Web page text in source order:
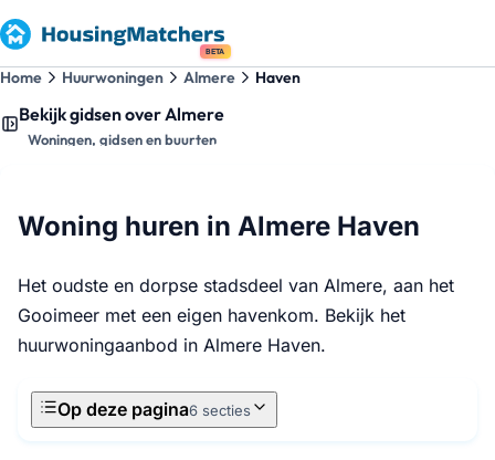
BETA
Home Huurwoningen Almere Haven
Bekijk gidsen over Almere
Woningen, gidsen en buurten
Woning huren in Almere Haven
Het oudste en dorpse stadsdeel van Almere, aan het
Gooimeer met een eigen havenkom. Bekijk het
huurwoningaanbod in Almere Haven.
Op deze pagina6 secties